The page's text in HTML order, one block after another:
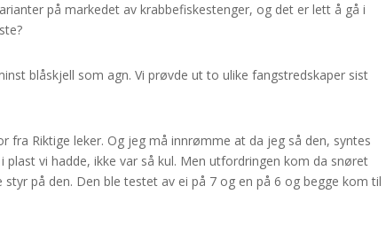
på markedet av krabbefiskestenger, og det er lett å gå i
blåskjell som agn. Vi prøvde ut to ulike fangstredskaper sist
Riktige leker. Og jeg må innrømme at da jeg så den, syntes
vi hadde, ikke var så kul. Men utfordringen kom da snøret
på den. Den ble testet av ei på 7 og en på 6 og begge kom til